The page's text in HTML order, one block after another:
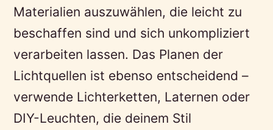
Materialien auszuwählen, die leicht zu
beschaffen sind und sich unkompliziert
verarbeiten lassen. Das Planen der
Lichtquellen ist ebenso entscheidend –
verwende Lichterketten, Laternen oder
DIY-Leuchten, die deinem Stil